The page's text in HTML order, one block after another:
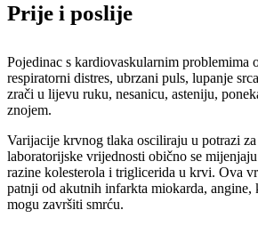
Prije i poslije
Pojedinac s kardiovaskularnim problemima
respiratorni distres, ubrzani puls, lupanje
zrači u lijevu ruku, nesanicu, asteniju,
znojem.
Varijacije krvnog tlaka osciliraju u potrazi za
laboratorijske vrijednosti obično se
razine kolesterola i triglicerida u krvi. Ova
patnji od akutnih infarkta miokarda, angine,
mogu završiti smrću.